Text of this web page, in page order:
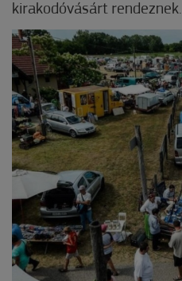
kirakodóvásárt rendeznek.